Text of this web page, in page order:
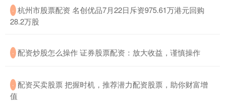
· ​杭州市股票配资 名创优品7月22日斥资975.61万港元回购
28.2万股
· ​配资炒股怎么操作 证券股票配资：放大收益，谨慎操作
· ​配资买卖股票 把握时机，推荐潜力配资股票，助你财富增
值